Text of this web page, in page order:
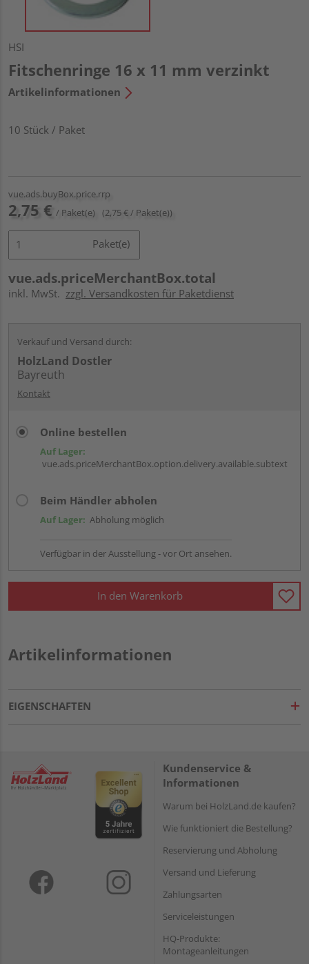
HSI
Fitschenringe 16 x 11 mm verzinkt
Artikelinformationen
10 Stück / Paket
vue.ads.buyBox.price.rrp
2,75 € / Paket(e) (2,75 € / Paket(e))
Paket(e)
vue.ads.priceMerchantBox.total
inkl. MwSt. zzgl. Versandkosten für Paketdienst
Verkauf und Versand durch:
HolzLand Dostler
Bayreuth
Kontakt
Online bestellen
Auf Lager:
vue.ads.priceMerchantBox.option.delivery.available.subtext
Beim Händler abholen
Auf Lager: Abholung möglich
Verfügbar in der Ausstellung - vor Ort ansehen.
In den Warenkorb
Artikelinformationen
EIGENSCHAFTEN
Kundenservice &
Informationen
Warum bei HolzLand.de kaufen?
Wie funktioniert die Bestellung?
Reservierung und Abholung
Versand und Lieferung
Zahlungsarten
Serviceleistungen
HQ-Produkte:
Montageanleitungen